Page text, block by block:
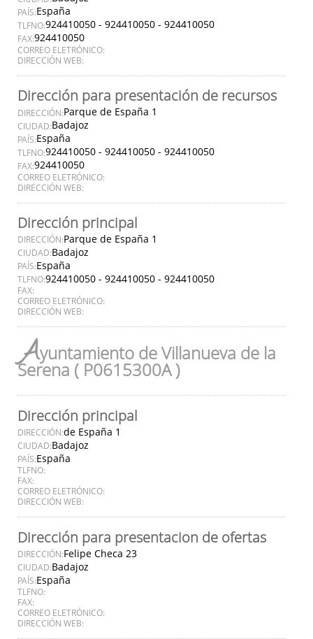
PAÍS:España
TLFNO:924410050 - 924410050 - 924410050
FAX:924410050
CORREO ELETRÓNICO:
DIRECCIÓN WEB:
Dirección para presentación de recursos
DIRECCIÓN:Parque de España 1
CIUDAD:Badajoz
PAÍS:España
TLFNO:924410050 - 924410050 - 924410050
FAX:924410050
CORREO ELETRÓNICO:
DIRECCIÓN WEB:
Dirección principal
DIRECCIÓN:Parque de España 1
CIUDAD:Badajoz
PAÍS:España
TLFNO:924410050 - 924410050 - 924410050
FAX:
CORREO ELETRÓNICO:
DIRECCIÓN WEB:
Ayuntamiento de Villanueva de la
Serena ( P0615300A )
Dirección principal
DIRECCIÓN:de España 1
CIUDAD:Badajoz
PAÍS:España
TLFNO:
FAX:
CORREO ELETRÓNICO:
DIRECCIÓN WEB:
Dirección para presentacion de ofertas
DIRECCIÓN:Felipe Checa 23
CIUDAD:Badajoz
PAÍS:España
TLFNO:
FAX:
CORREO ELETRÓNICO:
DIRECCIÓN WEB: